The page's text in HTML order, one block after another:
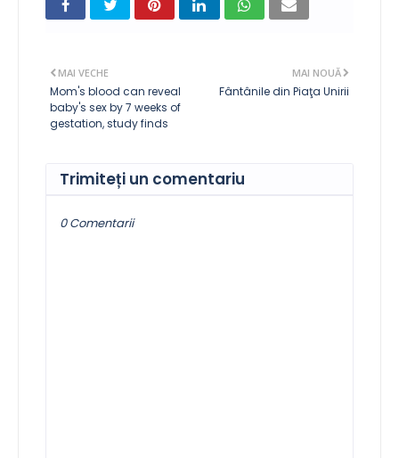
MAI NOUĂ
Fântânile din Piaţa Unirii
MAI VECHE
Mom's blood can reveal
baby's sex by 7 weeks of
gestation, study finds
Trimiteți un comentariu
0 Comentarii